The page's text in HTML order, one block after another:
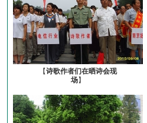
【诗歌作者们在晒诗会现
场】